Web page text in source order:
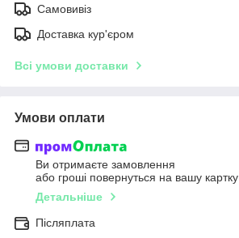
Самовивіз
Доставка кур'єром
Всі умови доставки
Умови оплати
Ви отримаєте замовлення
або гроші повернуться на вашу картку
Детальніше
Післяплата